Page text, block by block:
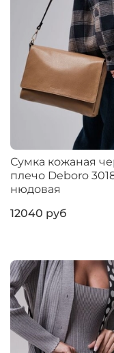
Сумка кожаная
плечо Deboro
нюдовая
12040 руб